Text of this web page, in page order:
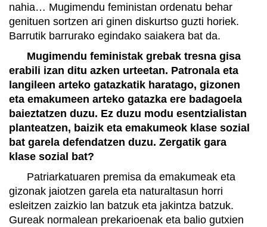
nahia… Mugimendu feministan ordenatu behar
genituen sortzen ari ginen diskurtso guzti horiek.
Barrutik barrurako egindako saiakera bat da.
Mugimendu feministak grebak tresna gisa
erabili izan ditu azken urteetan. Patronala eta
langileen arteko gatazkatik haratago, gizonen
eta emakumeen arteko gatazka ere badagoela
baieztatzen duzu. Ez duzu modu esentzialistan
planteatzen, baizik eta emakumeok klase sozial
bat garela defendatzen duzu. Zergatik gara
klase sozial bat?
Patriarkatuaren premisa da emakumeak eta
gizonak jaiotzen garela eta naturaltasun horri
esleitzen zaizkio lan batzuk eta jakintza batzuk.
Gureak normalean prekarioenak eta balio gutxien